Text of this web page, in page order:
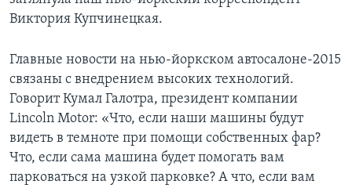
Виктория Купчинецкая.
Главные новости на нью-йоркском автосалоне-2015
связаны с внедрением высоких технологий.
Говорит Кумал Галотра, президент компании
Lincoln Motor: «Что, если наши машины будут
видеть в темноте при помощи собственных фар?
Что, если сама машина будет помогать вам
парковаться на узкой парковке? А что, если вам